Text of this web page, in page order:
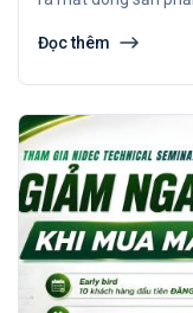
thang máy.
Đọc thêm